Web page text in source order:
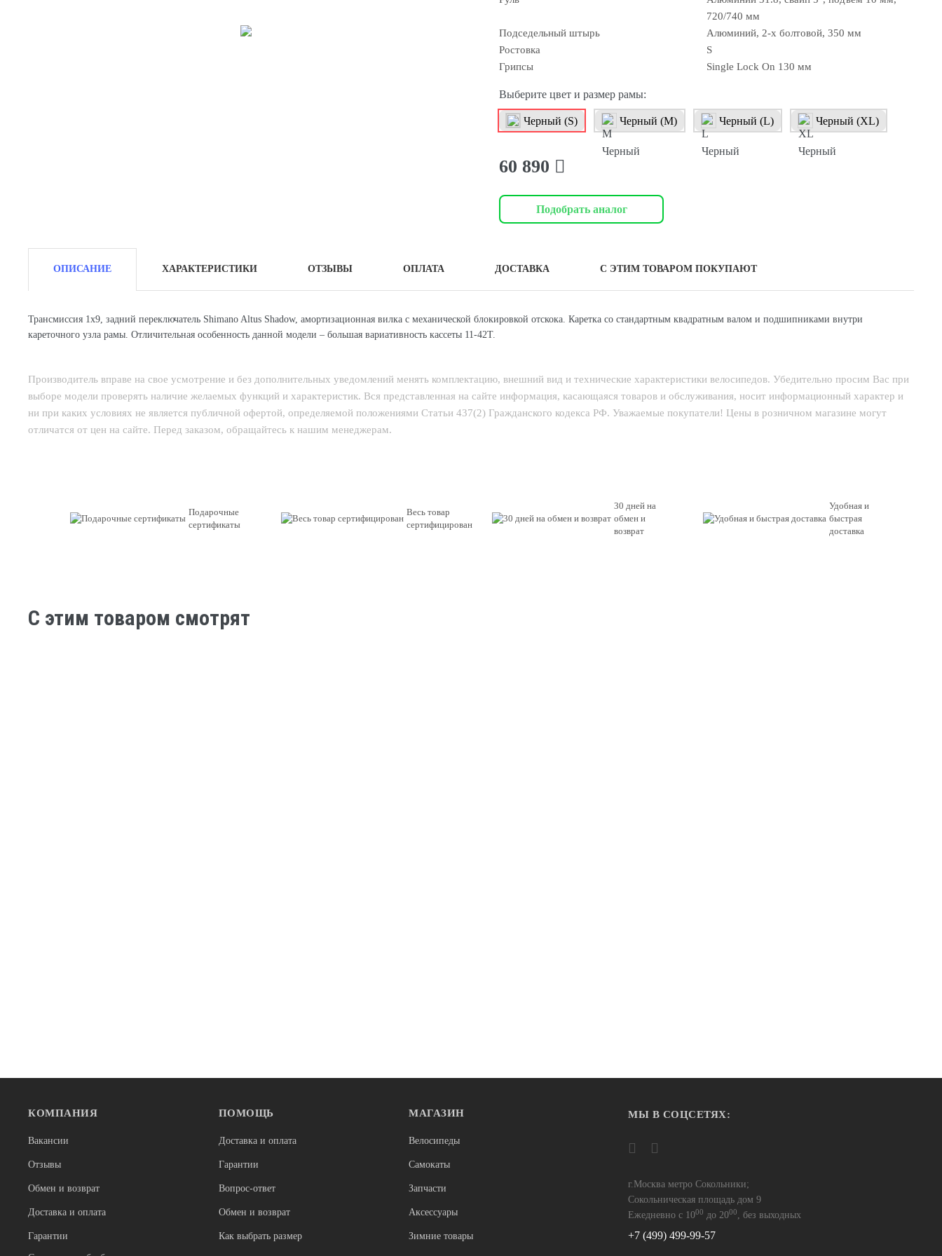
720/740 мм
Подседельный штырь
Алюминий, 2-х болтовой, 350 мм
Ростовка
S
Грипсы
Single Lock On 130 мм
Выберите цвет и размер рамы:
Черный (S) Черный (M) Черный (L) Черный (XL)
60 890
Подобрать аналог
ОПИСАНИЕ ХАРАКТЕРИСТИКИ ОТЗЫВЫ ОПЛАТА ДОСТАВКА С ЭТИМ ТОВАРОМ ПОКУПАЮТ
Трансмиссия 1х9, задний переключатель Shimano Altus Shadow, амортизационная вилка с механической блокировкой отскока. Каретка со стандартным квадратным валом и подшипниками внутри
кареточного узла рамы. Отличительная особенность данной модели – большая вариативность кассеты 11-42Т.
Производитель вправе на свое усмотрение и без дополнительных уведомлений менять комплектацию, внешний вид и технические характеристики велосипедов. Убедительно просим Вас при
выборе модели проверять наличие желаемых функций и характеристик. Вся представленная на сайте информация, касающаяся товаров и обслуживания, носит информационный характер и
ни при каких условиях не является публичной офертой, определяемой положениями Статьи 437(2) Гражданского кодекса РФ. Уважаемые покупатели! Цены в розничном магазине могут
отличатся от цен на сайте. Перед заказом, обращайтесь к нашим менеджерам.
Подарочные
сертификаты
Весь товар
сертифицирован
30 дней на
обмен и
возврат
Удобная и
быстрая
доставка
C этим товаром смотрят
Нет в наличии
Велосипед Hagen 3.12 27,5 (27,5", 12 ск.,
рост. M), оружейный серый металлик
97 400
69 900
Нет в наличии
желтый
28 250
Нет в наличии
69 900
КОМПАНИЯ
Вакансии
Отзывы
Обмен и возврат
Доставка и оплата
Гарантии
ПОМОЩЬ
Доставка и оплата
Гарантии
Вопрос-ответ
Обмен и возврат
Как выбрать размер
МАГАЗИН
Велосипеды
Самокаты
Запчасти
Аксессуары
Зимние товары
МЫ В СОЦСЕТЯХ:
г.Москва метро Сокольники;
Сокольническая площадь дом 9
Ежедневно с 1000 до 2000, без выходных
+7 (499) 499-99-57